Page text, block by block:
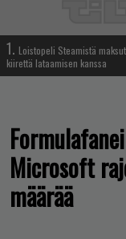
1. Loistopeli Steamistä
kiirettä lataamisen kanssa
Microsoft
määrää